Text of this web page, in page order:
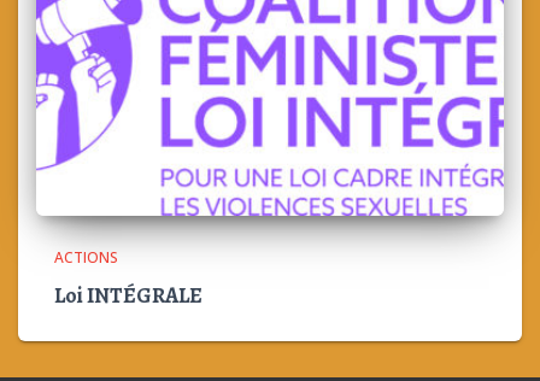
ACTIONS
Loi INTÉGRALE